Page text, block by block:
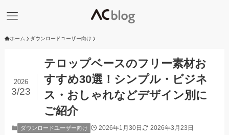
ホーム ダウンロードユーザー向け
テロップベースのフリー素材お
すすめ30選！シンプル・ビジネ
ス・おしゃれなどデザイン別に
ご紹介
2026
3/23
ダウンロードユーザー向け 2026年1月30日 2026年3月23日